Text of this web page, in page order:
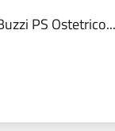
PS Ostetrico...